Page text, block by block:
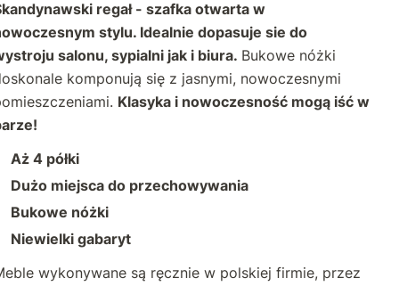
regał - szafka otwarta w
stylu. Idealnie dopasuje sie do
salonu, sypialni jak i biura. Bukowe nóżki
komponują się z jasnymi, nowoczesnymi
Klasyka i nowoczesność mogą iść w
Aż 4 półki
Dużo miejsca do przechowywania
Bukowe nóżki
Niewielki gabaryt
wykonywane są ręcznie w polskiej firmie, przez